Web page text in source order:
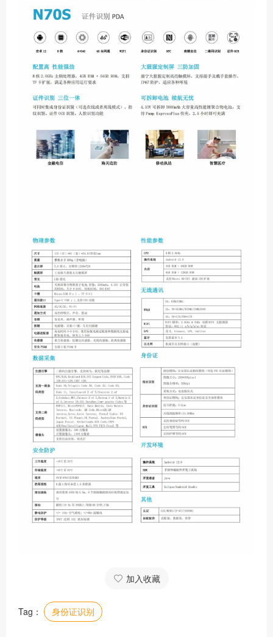
加入收藏
Tag： 身份证识别